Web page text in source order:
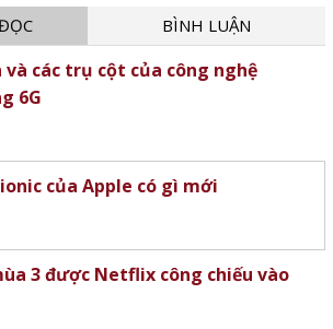
BÌNH LUẬN
và các trụ cột của công nghệ
6G
của Apple có gì mới
3 được Netflix công chiếu vào